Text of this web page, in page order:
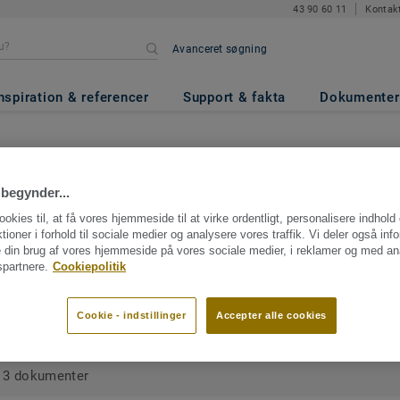
43 90 60 11
Avanceret søgning
& referencer Support & fakta Dokumenter
dokument? Søg på produkt- eller kollektionsnavnet for at
Log på eller Kontakt for at håndtere/gemme dokumenter i din
3 dokumenter
til, at få vores hjemmeside til at virke ordentligt, personalisere indhold
i forhold til sociale medier og analysere vores traffik. Vi deler også
din brug af vores hjemmeside på vores sociale medier, i reklamer og med
Cookiepolitik
Accepter alle cookies
Cookie - indstillinger